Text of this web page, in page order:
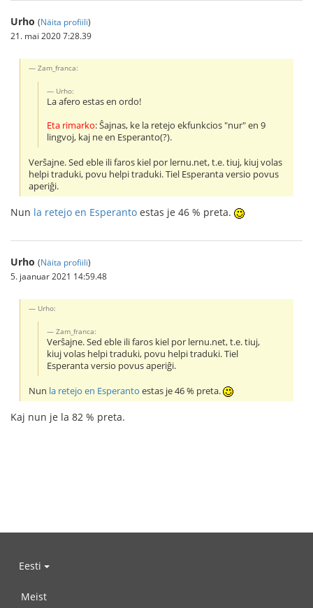
Urho (Näita profiili)
21. mai 2020 7:28.39
Zam_franca:
Urho:
La afero estas en ordo!
Eta rimarko: Ŝajnas, ke la retejo ekfunkcios "nur" en 9
lingvoj, kaj ne en Esperanto(?).
Verŝajne. Sed eble ili faros kiel por lernu.net, t.e. tiuj, kiuj volas
helpi traduki, povu helpi traduki. Tiel Esperanta versio povus
aperiĝi.
Nun la retejo en Esperanto estas je 46 % preta.
Urho (Näita profiili)
5. jaanuar 2021 14:59.48
Urho:
Zam_franca:
Verŝajne. Sed eble ili faros kiel por lernu.net, t.e. tiuj,
kiuj volas helpi traduki, povu helpi traduki. Tiel
Esperanta versio povus aperiĝi.
Nun la retejo en Esperanto estas je 46 % preta.
Kaj nun je la 82 % preta.
Eesti
Meist